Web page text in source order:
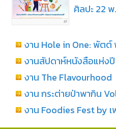
ศิลปะ 22 พ
งาน Hole in One: พัตต์
งาน The Flavourhood
งาน กระต่ายป่าพากิน
งาน Foodies Fest by